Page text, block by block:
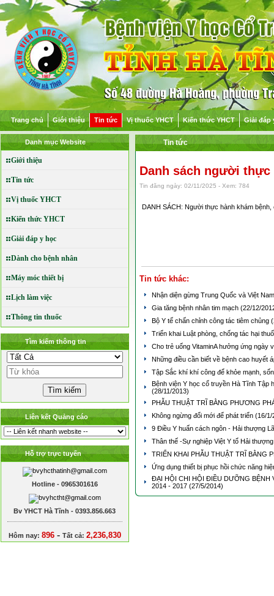
Trang chủ Giới thiệu Tin tức Vị thuốc YHCT Kiến thức YHCT Giải đáp
Danh mục Website
Giới thiệu
Tin tức
Vị thuốc YHCT
Kiến thức YHCT
Giải đáp y học
Dành cho bệnh nhân
Máy móc thiết bị
Lịch làm việc
Thông tin thuốc
Tìm kiếm thông tin
Liên kết Quảng cáo
Hỗ trợ trực tuyến
Hotline - 0965301616
Bv YHCT Hà Tĩnh - 0393.856.663
Hôm nay: 896- Tất cả: 2,236,830
Tin tức
Danh sách người thực
Tin đăng ngày: 02/11/2025 - Xem: 784
DANH SÁCH: Người thực hành khám bệnh,
Tin tức khác:
Nhận diện gừng Trung Quốc và Việt
Gia tăng bệnh nhân tim mạch (22/12/
Bộ Y tế chấn chỉnh công tác tiêm chủng
Triển khai Luật phòng, chống tác hại
Cho trẻ uống VitaminA hưởng ứng ngày
Những điều cần biết về bệnh cao huyết
Tập Sắc khí khí công để khỏe mạnh,
Bệnh viện Y học cổ truyền Hà Tĩnh Tập
(28/11/2013)
PHẪU THUẬT TRĨ BẰNG PHƯƠNG
Không ngừng đổi mới để phát triển (16/1/
9 Điều Y huấn cách ngôn - Hải thượng
Thân thế -Sự nghiệp Việt Y tổ Hải
TRIỂN KHAI PHẪU THUẬT TRĨ BẰNG
Ứng dụng thiết bị phục hồi chức năng
ĐẠI HỘI CHI HỘI ĐIỀU DƯỠNG BỆNH
2014 - 2017 (27/5/2014)